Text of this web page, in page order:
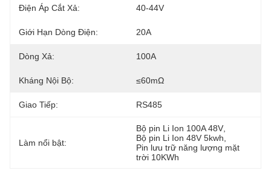
Điện Áp Cắt Xả: 40-44V
Giới Hạn Dòng Điện: 20A
Dòng Xả: 100A
Kháng Nội Bộ: ≤60mΩ
Giao Tiếp: RS485
Làm nổi bật:
Bộ pin Li Ion 100A 48V
Bộ pin Li Ion 48V 5kwh
Pin lưu trữ năng lượng mặt
trời 10KWh